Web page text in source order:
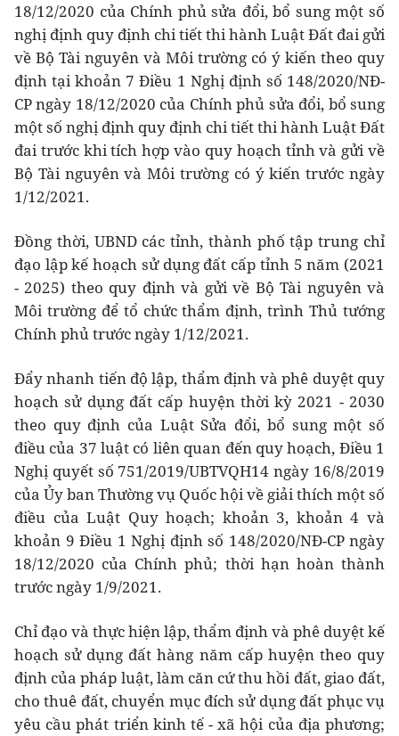
18/12/2020 của Chính phủ sửa đổi, bổ sung một số
nghị định quy định chi tiết thi hành Luật Đất đai gửi
về Bộ Tài nguyên và Môi trường có ý kiến theo quy
định tại khoản 7 Điều 1 Nghị định số 148/2020/NĐ-
CP ngày 18/12/2020 của Chính phủ sửa đổi, bổ sung
một số nghị định quy định chi tiết thi hành Luật Đất
đai trước khi tích hợp vào quy hoạch tỉnh và gửi về
Bộ Tài nguyên và Môi trường có ý kiến trước ngày
1/12/2021.
Đồng thời, UBND các tỉnh, thành phố tập trung chỉ
đạo lập kế hoạch sử dụng đất cấp tỉnh 5 năm (2021
- 2025) theo quy định và gửi về Bộ Tài nguyên và
Môi trường để tổ chức thẩm định, trình Thủ tướng
Chính phủ trước ngày 1/12/2021.
Đẩy nhanh tiến độ lập, thẩm định và phê duyệt quy
hoạch sử dụng đất cấp huyện thời kỳ 2021 - 2030
theo quy định của Luật Sửa đổi, bổ sung một số
điều của 37 luật có liên quan đến quy hoạch, Điều 1
Nghị quyết số 751/2019/UBTVQH14 ngày 16/8/2019
của Ủy ban Thường vụ Quốc hội về giải thích một số
điều của Luật Quy hoạch; khoản 3, khoản 4 và
khoản 9 Điều 1 Nghị định số 148/2020/NĐ-CP ngày
18/12/2020 của Chính phủ; thời hạn hoàn thành
trước ngày 1/9/2021.
Chỉ đạo và thực hiện lập, thẩm định và phê duyệt kế
hoạch sử dụng đất hàng năm cấp huyện theo quy
định của pháp luật, làm căn cứ thu hồi đất, giao đất,
cho thuê đất, chuyển mục đích sử dụng đất phục vụ
yêu cầu phát triển kinh tế - xã hội của địa phương;